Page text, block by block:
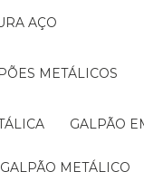
AÇO
METÁLICOS
GALPÃO
GALPÃO METÁLICO